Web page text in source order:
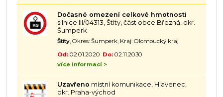
Dočasné omezení celkové hmotnosti
silnice III/04313, Štíty, část obce Březná, okr.
Šumperk
Štíty, Okres: Šumperk, Kraj: Olomoucký kraj
Od:02.01.2020 Do: 02.11.2030
více informací >
Uzavřeno místní komunikace, Hlavenec,
okr. Praha-východ